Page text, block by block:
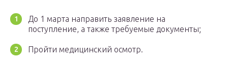
До 1 марта направить заявление на
поступление, а также требуемые документы;
Пройти медицинский осмотр.